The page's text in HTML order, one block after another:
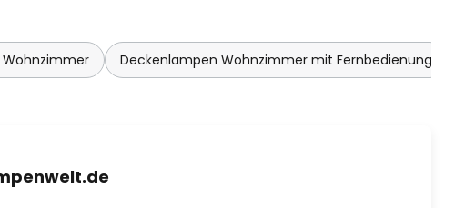
Deckenlampen Wohnzimmer mit Fernbedienung